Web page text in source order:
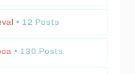
• 12 Posts
• 130 Posts